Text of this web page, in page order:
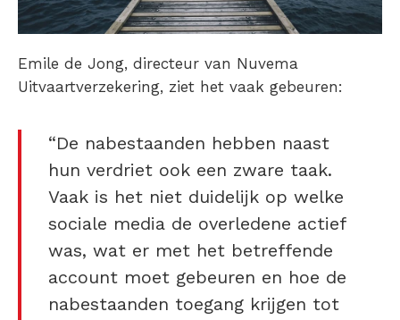
Emile de Jong, directeur van Nuvema
Uitvaartverzekering, ziet het vaak gebeuren:
“De nabestaanden hebben naast
hun verdriet ook een zware taak.
Vaak is het niet duidelijk op welke
sociale media de overledene actief
was, wat er met het betreffende
account moet gebeuren en hoe de
nabestaanden toegang krijgen tot